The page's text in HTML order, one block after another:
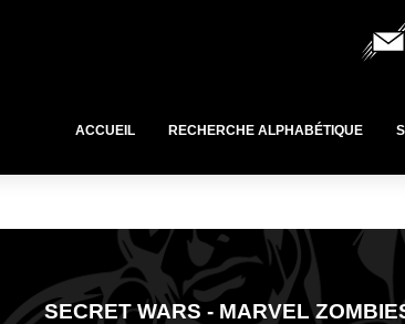
ACCUEIL RECHERCHE ALPHABÉTIQUE
SECRET WARS - MARVEL